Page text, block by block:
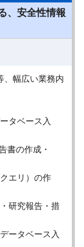
、安全性情報
、幅広い業務内
タベース入
書の作成・
エリ）の作
研究報告・措
ータベース入